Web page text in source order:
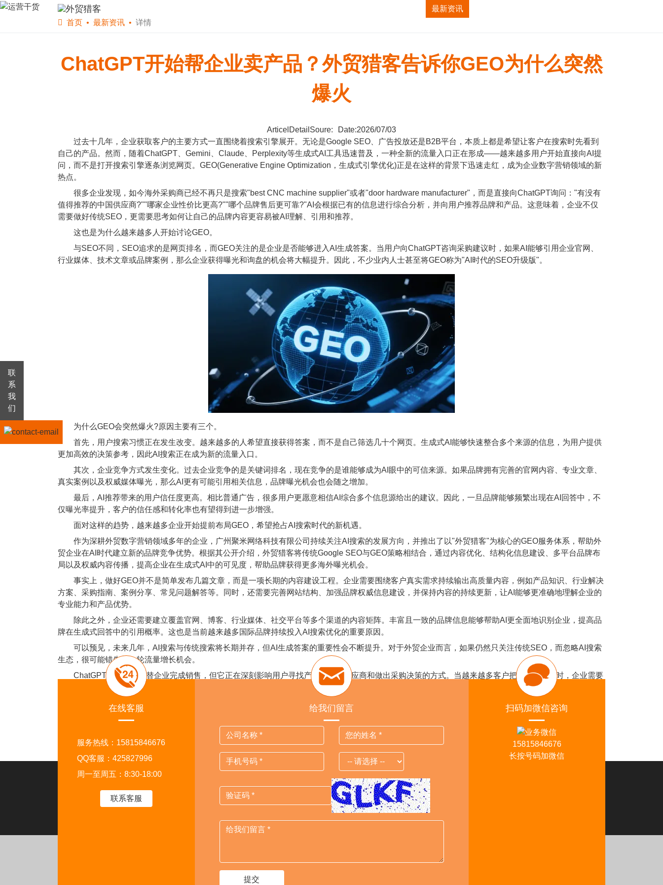
最新资讯
首页
最新资讯 详情
ChatGPT开始帮企业卖产品？外贸猎客告诉你GEO为什么突然
爆火
ArticelDetailSoure:
Date:2026/07/03
过去十几年，企业获取客户的主要方式一直围绕着搜索引擎展开。无论是Google SEO、广告投放还是B2B平台，本质上都是希望让客户在搜索时先看到
自己的产品。然而，随着ChatGPT、Gemini、Claude、Perplexity等生成式AI工具迅速普及，一种全新的流量入口正在形成——越来越多用户开始直接向AI提
问，而不是打开搜索引擎逐条浏览网页。GEO(Generative Engine Optimization，生成式引擎优化)正是在这样的背景下迅速走红，成为企业数字营销领域的新
热点。
很多企业发现，如今海外采购商已经不再只是搜索"best CNC machine supplier"或者"door hardware manufacturer"，而是直接向ChatGPT询问："有没有
值得推荐的中国供应商?""哪家企业性价比更高?""哪个品牌售后更可靠?"AI会根据已有的信息进行综合分析，并向用户推荐品牌和产品。这意味着，企业不仅
需要做好传统SEO，更需要思考如何让自己的品牌内容更容易被AI理解、引用和推荐。
这也是为什么越来越多人开始讨论GEO。
与SEO不同，SEO追求的是网页排名，而GEO关注的是企业是否能够进入AI生成答案。当用户向ChatGPT咨询采购建议时，如果AI能够引用企业官网、
行业媒体、技术文章或品牌案例，那么企业获得曝光和询盘的机会将大幅提升。因此，不少业内人士甚至将GEO称为"AI时代的SEO升级版"。
为什么GEO会突然爆火?原因主要有三个。
首先，用户搜索习惯正在发生改变。越来越多的人希望直接获得答案，而不是自己筛选几十个网页。生成式AI能够快速整合多个来源的信息，为用户提供
更加高效的决策参考，因此AI搜索正在成为新的流量入口。
其次，企业竞争方式发生变化。过去企业竞争的是关键词排名，现在竞争的是谁能够成为AI眼中的可信来源。如果品牌拥有完善的官网内容、专业文章、
真实案例以及权威媒体曝光，那么AI更有可能引用相关信息，品牌曝光机会也会随之增加。
最后，AI推荐带来的用户信任度更高。相比普通广告，很多用户更愿意相信AI综合多个信息源给出的建议。因此，一旦品牌能够频繁出现在AI回答中，不
仅曝光率提升，客户的信任感和转化率也有望得到进一步增强。
面对这样的趋势，越来越多企业开始提前布局GEO，希望抢占AI搜索时代的新机遇。
作为深耕外贸数字营销领域多年的企业，广州聚米网络科技有限公司持续关注AI搜索的发展方向，并推出了以"外贸猎客"为核心的GEO服务体系，帮助外
贸企业在AI时代建立新的品牌竞争优势。根据其公开介绍，外贸猎客将传统Google SEO与GEO策略相结合，通过内容优化、结构化信息建设、多平台品牌布
局以及权威内容传播，提高企业在生成式AI中的可见度，帮助品牌获得更多海外曝光机会。
事实上，做好GEO并不是简单发布几篇文章，而是一项长期的内容建设工程。企业需要围绕客户真实需求持续输出高质量内容，例如产品知识、行业解决
方案、采购指南、案例分享、常见问题解答等。同时，还需要完善网站结构、加强品牌权威信息建设，并保持内容的持续更新，让AI能够更准确地理解企业的
专业能力和产品优势。
除此之外，企业还需要建立覆盖官网、博客、行业媒体、社交平台等多个渠道的内容矩阵。丰富且一致的品牌信息能够帮助AI更全面地识别企业，提高品
牌在生成式回答中的引用概率。这也是当前越来越多国际品牌持续投入AI搜索优化的重要原因。
可以预见，未来几年，AI搜索与传统搜索将长期并存，但AI生成答案的重要性会不断提升。对于外贸企业而言，如果仍然只关注传统SEO，而忽略AI搜索
生态，很可能错失新一轮流量增长机会。
ChatGPT并不会直接替企业完成销售，但它正在深刻影响用户寻找产品、筛选供应商和做出采购决策的方式。当越来越多客户把问题交给AI时，企业需要
思考的不再只是如何获得搜索排名，而是如何成为AI愿意推荐的品牌。
对于希望布局海外市场的企业来说，现在正是关注GEO、优化品牌内容、提升AI可见性的关键时期。广州聚米网络科技有限公司旗下外贸猎客，将持续围
绕AI搜索、Google SEO以及GEO优化，为企业提供更加系统的海外数字营销解决方案，帮助更多中国企业在AI时代赢得新的国际市场机会。
Next
在线客服
服务热线：15815846676
QQ客服：425827996
周一至周五：8:30-18:00
联系客服
扫码加微信咨询
15815846676
长按号码加微信
给我们留言
提交
联
系
我
们
走进外贸猎客 关注外贸猎客
公司地址：广州市黄埔区光谱中路
业务邮箱：